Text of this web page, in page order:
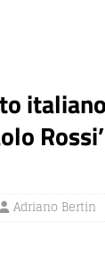
Adriano Bertin